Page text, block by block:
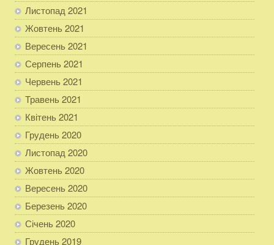
Листопад 2021
Жовтень 2021
Вересень 2021
Серпень 2021
Червень 2021
Травень 2021
Квітень 2021
Грудень 2020
Листопад 2020
Жовтень 2020
Вересень 2020
Березень 2020
Січень 2020
Грудень 2019